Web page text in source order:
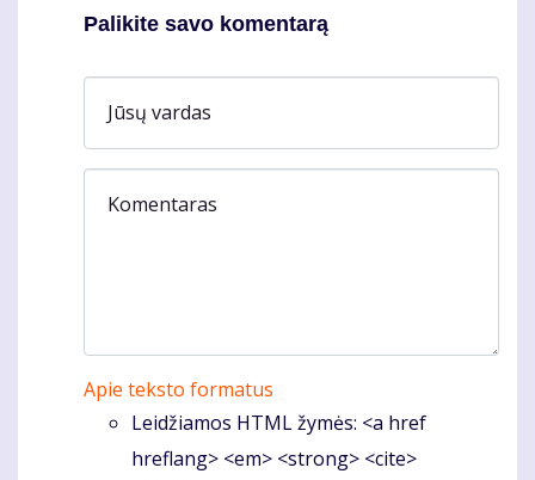
Palikite savo komentarą
Jūsų vardas
Komentaras
Apie teksto formatus
Leidžiamos HTML žymės: <a href
hreflang> <em> <strong> <cite>